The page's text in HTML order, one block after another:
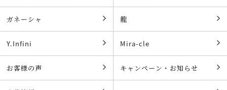
ガネーシャ 龍
Y.Infini Mira-cle
お客様の声 キャンペーン・お知らせ